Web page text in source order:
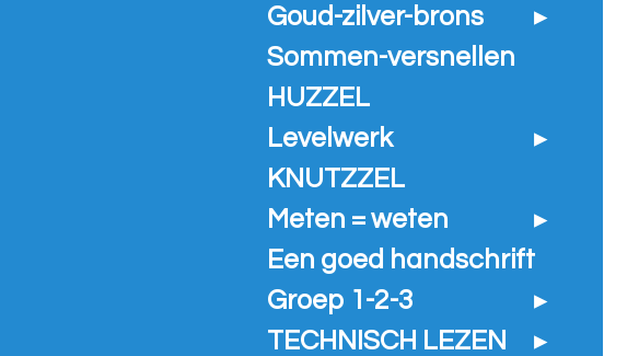
Goud-zilver-brons
Sommen-versnellen
HUZZEL
Levelwerk
KNUTZZEL
Meten = weten
Een goed handschrift
Groep 1-2-3
TECHNISCH LEZEN